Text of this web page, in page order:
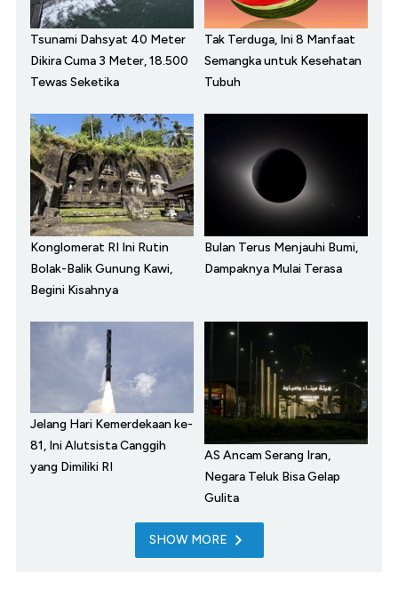
Tsunami Dahsyat 40 Meter
Dikira Cuma 3 Meter, 18.500
Tewas Seketika
Tak Terduga, Ini 8 Manfaat
Semangka untuk Kesehatan
Tubuh
Konglomerat RI Ini Rutin
Bolak-Balik Gunung Kawi,
Begini Kisahnya
Bulan Terus Menjauhi Bumi,
Dampaknya Mulai Terasa
Jelang Hari Kemerdekaan ke-
81, Ini Alutsista Canggih
yang Dimiliki RI
AS Ancam Serang Iran,
Negara Teluk Bisa Gelap
Gulita
SHOW MORE